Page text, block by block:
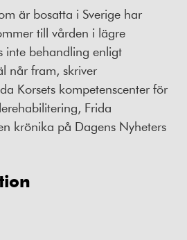
är bosatta i Sverige har
till vården i lägre
inte behandling enligt
når fram, skriver
Korsets kompetenscenter för
Frida
krönika på Dagens Nyheters